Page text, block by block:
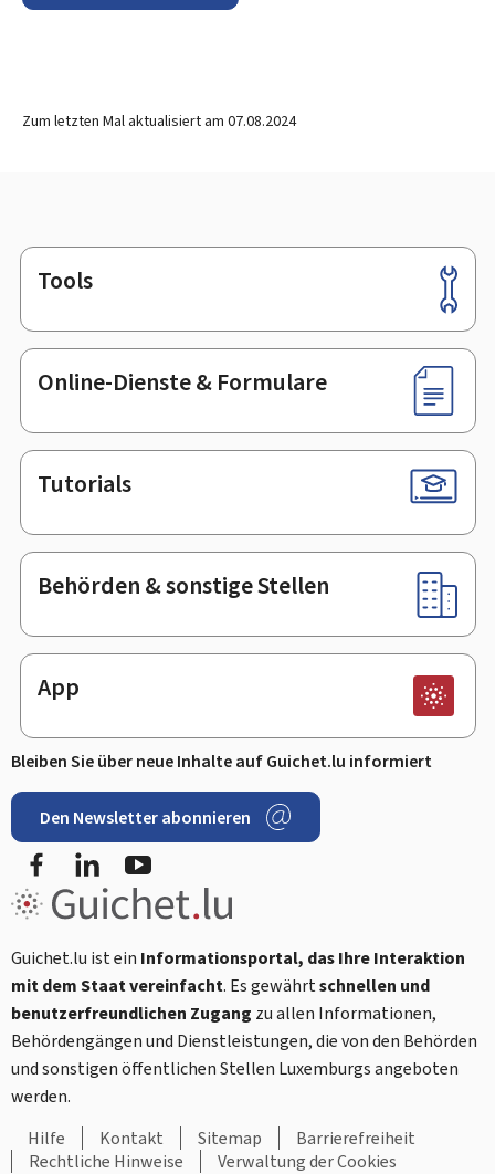
Zum letzten Mal aktualisiert am 07.08.2024
Footer
Tools
Online-Dienste & Formulare
Tutorials
Behörden & sonstige Stellen
App
Bleiben Sie über neue Inhalte auf Guichet.lu informiert
Den Newsletter abonnieren
FacebookLinkedIn
Guichet.lu ist ein Informationsportal, das Ihre Interaktion
mit dem Staat vereinfacht. Es gewährtschnellen und
benutzerfreundlichen Zugang zu allen Informationen,
Behördengängen und Dienstleistungen, die von den Behörden
und sonstigen öffentlichen Stellen Luxemburgs angeboten
werden.
Hilfe
Kontakt Sitemap
Barrierefreiheit
Rechtliche Hinweise
Verwaltung der Cookies